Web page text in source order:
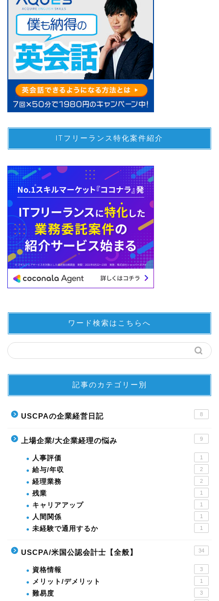
ITフリーランス特化案件紹介
ワード検索はこちらへ
記事のカテゴリー別
USCPAの企業経営日記 8
上場企業/大企業経理の悩み 9
人事評価 1
給与/年収 2
経理業務 2
残業 1
キャリアアップ 1
人間関係 1
未経験で通用するか 1
USCPA/米国公認会計士【全般】 34
資格情報 3
メリット/デメリット 1
難易度 3